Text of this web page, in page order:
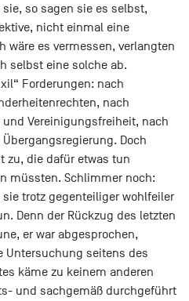
so sagen sie es selbst,
nicht einmal eine
wäre es vermessen, verlangten
selbst eine solche ab.
Forderungen: nach
nach
Vereinigungsfreiheit, nach
Doch
zu, die dafür etwas tun
müssten. Schlimmer noch:
trotz gegenteiliger wohlfeiler
Denn der Rückzug des letzten
er war abgesprochen,
Untersuchung seitens des
käme zu keinem anderen
und sachgemäß durchgeführt